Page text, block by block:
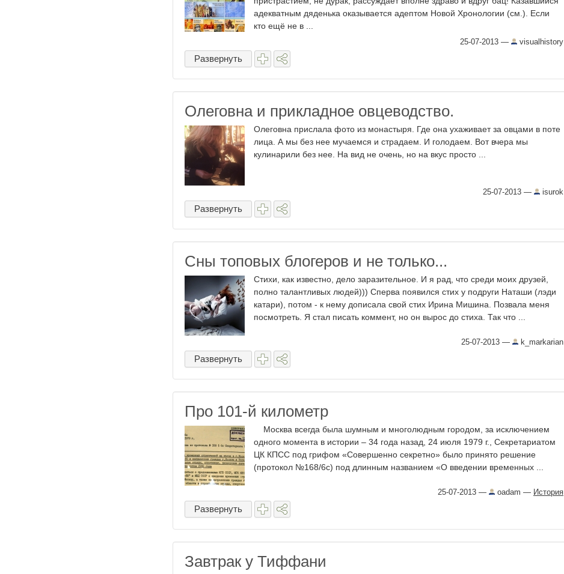
адекватным дяденька оказывается адептом Новой Хронологии (см.). Если
кто ещё не в ...
25-07-2013 — visualhistory
Развернуть
Олеговна и прикладное овцеводство.
Олеговна прислала фото из монастыря. Где она ухаживает за овцами в поте
лица. А мы без нее мучаемся и страдаем. И голодаем. Вот вчера мы
кулинарили без нее. На вид не очень, но на вкус просто ...
25-07-2013 — isurok
Развернуть
Сны топовых блогеров и не только...
Стихи, как известно, дело заразительное. И я рад, что среди моих друзей,
полно талантливых людей))) Сперва появился стих у подруги Наташи (лэди
катари), потом - к нему дописала свой стих Ирина Мишина. Позвала меня
посмотреть. Я стал писать коммент, но он вырос до стиха. Так что ...
25-07-2013 — k_markarian
Развернуть
Про 101-й километр
Москва всегда была шумным и многолюдным городом, за исключением
одного момента в истории – 34 года назад, 24 июля 1979 г., Секретариатом
ЦК КПСС под грифом «Совершенно секретно» было принято решение
(протокол №168/6с) под длинным названием «О введении временных ...
25-07-2013 — oadam — История
Развернуть
Завтрак у Тиффани